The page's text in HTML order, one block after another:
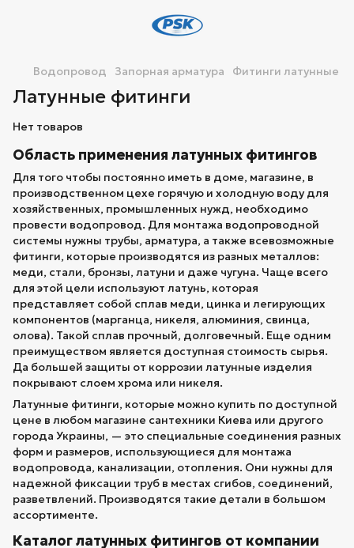
Водопровод Запорная арматура Фитинги латунные
Латунные фитинги
Нет товаров
Область применения латунных фитингов
Для того чтобы постоянно иметь в доме, магазине, в
производственном цехе горячую и холодную воду для
хозяйственных, промышленных нужд, необходимо
провести водопровод. Для монтажа водопроводной
системы нужны трубы, арматура, а также всевозможные
фитинги, которые производятся из разных металлов:
меди, стали, бронзы, латуни и даже чугуна. Чаще всего
для этой цели используют латунь, которая
представляет собой сплав меди, цинка и легирующих
компонентов (марганца, никеля, алюминия, свинца,
олова). Такой сплав прочный, долговечный. Еще одним
преимуществом является доступная стоимость сырья.
Да большей защиты от коррозии латунные изделия
покрывают слоем хрома или никеля.
Латунные фитинги, которые можно купить по доступной
цене в любом магазине сантехники Киева или другого
города Украины, — это специальные соединения разных
форм и размеров, использующиеся для монтажа
водопровода, канализации, отопления. Они нужны для
надежной фиксации труб в местах сгибов, соединений,
разветвлений. Производятся такие детали в большом
ассортименте.
Каталог латунных фитингов от компании